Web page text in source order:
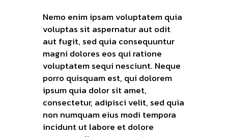
Nemo enim ipsam voluptatem quia
voluptas sit aspernatur aut odit
aut fugit, sed quia consequuntur
magni dolores eos qui ratione
voluptatem sequi nesciunt. Neque
porro quisquam est, qui dolorem
ipsum quia dolor sit amet,
consectetur, adipisci velit, sed quia
non numquam eius modi tempora
incidunt ut labore et dolore